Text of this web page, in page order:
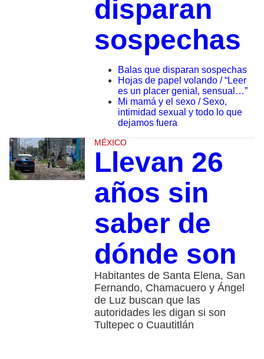
disparan
sospechas
Balas que disparan sospechas
Hojas de papel volando / “Leer
es un placer genial, sensual…”
Mi mamá y el sexo / Sexo,
intimidad sexual y todo lo que
dejamos fuera
MÉXICO
Llevan 26
años sin
saber de
dónde son
Habitantes de Santa Elena, San
Fernando, Chamacuero y Ángel
de Luz buscan que las
autoridades les digan si son
Tultepec o Cuautitlán